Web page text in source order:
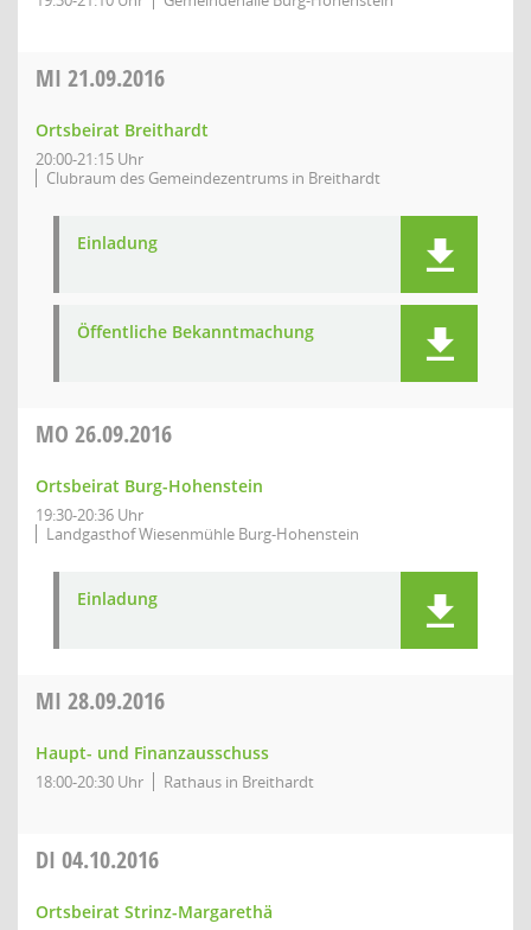
MI 21.09.2016
Ortsbeirat Breithardt
20:00-21:15 Uhr
Clubraum des Gemeindezentrums in Breithardt
Einladung
Öffentliche Bekanntmachung
MO 26.09.2016
Ortsbeirat Burg-Hohenstein
19:30-20:36 Uhr
Landgasthof Wiesenmühle Burg-Hohenstein
Einladung
MI 28.09.2016
Haupt- und Finanzausschuss
18:00-20:30 Uhr Rathaus in Breithardt
DI 04.10.2016
Ortsbeirat Strinz-Margarethä